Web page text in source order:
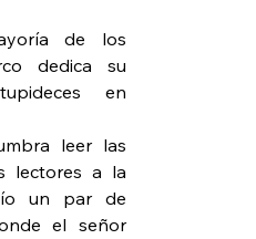
de los
dedica su
en
leer las
lectores a la
un par de
el señor